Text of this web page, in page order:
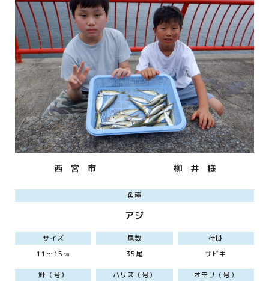
西 宮 市 柳 井 様
魚種
アジ
サイズ
11～15㎝
尾数
35尾
仕掛
サビキ
針（号）
ハリス（号）
オモリ（号）